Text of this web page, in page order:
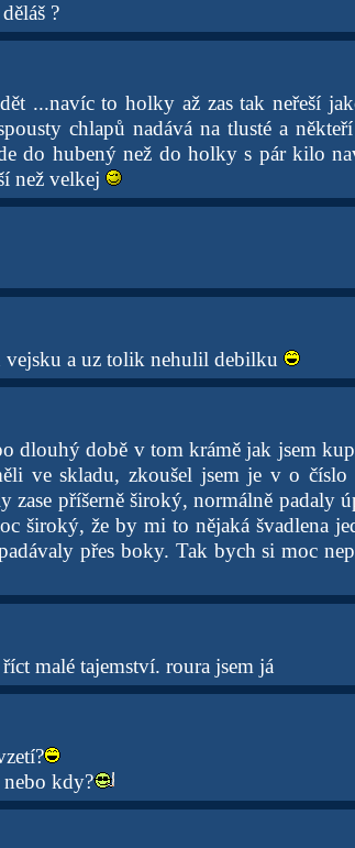
?
...navíc to holky až zas tak neřeší
chlapů nadává na tlusté a
do hubený než do holky s pár kilo
než velkej
a uz tolik nehulil debilku
dlouhý době v tom krámě jak jsem
ve skladu, zkoušel jsem je v o číslo
příšerně široký, normálně padaly
široký, že by mi to nějaká švadlena
přes boky. Tak bych si moc
malé tajemství. roura jsem já
kdy?